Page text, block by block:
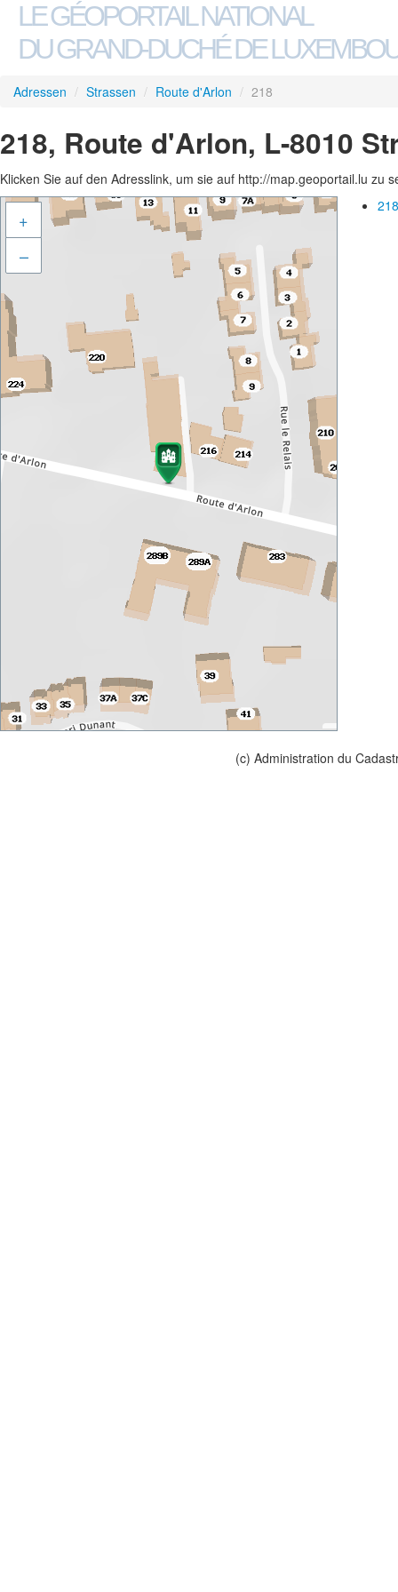
LE GÉOPORTAIL NATIONAL
DU GRAND-DUCHÉ DE
Adressen / Strassen / Route d'Arlon / 218
218, Route d'Arlon, L-8010
Klicken Sie auf den Adresslink, um sie auf http://map.geoportail.lu zu
+
–
(c) Administration du